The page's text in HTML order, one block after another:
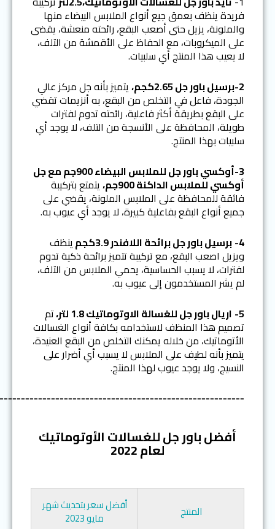
فريدة ينظف بعمق جيع أنواع الملابس البيضاء منها
والملونة، يزيل حتى أصعب البقع، رائحته منعشة، يقضى
على الميكروبات، مع الحفاظ على الأقمشة من التلف،
لا يعيب هذا المنتج أي سلبيات.
2-برسيل باور جل 2.65كجم،
يتميز بأنه جل مركز عالي
الجودة، فاعل في التخلص من البقع، به أنزيمات تقضي
على البقع بطريقة أكثر فاعلية، رائحته تدوم لفترات
طويلة، المحافظة على الأنسجة من التلف، لا يوجد أي
سلبيات بهذا المنتج.
3-أوكسي باور جل للملابس البيضاء 900جم مع جل
أوكسي للملابس الداكنة 900جم، يتمتع بتركيبة
فائقة للمحافظة على الملابس الملونة، يقضي على
جميع أنواع البقع بفاعلية كبيرة، لا يوجد أي عيوب به.
4- برسيل باور جل برائحة اللافندر 3.9كجم ينظف
ويزيل اصعب البقع، مع تركيبة تتميز برائحة ذكية تدوم
لفترات، لا يسبب الحساسية، يحمي الملابس من التلف،
لم يشر المستخدمون إلى عيوب به.
5- اريال باور جل للغسالة الاوتوماتيك 1.8 لتر، تم
تصميم هذا المنظف لاستخدامه بكافة أنواع الغسالات
الأتوماتيك، من خلاله يمكنك التخلص من البقع العنيدة،
يتميز بأنه لطيف على الملابس لا يسبب أي أضرار على
النسيج، ولا يوجد عيوب لهذا المنتج.
أفضل باور جل للغسالات الأوتوماتيك
لعام 2022
المنتج أفضل سعر بتحديث شهر
مايو 2023